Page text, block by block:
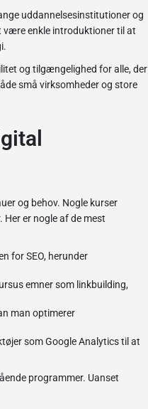
uddannelsesinstitutioner og
være enkle introduktioner til at
og tilgængelighed for alle, der
små virksomheder og store
og behov. Nogle kurser
er nogle af de mest
for SEO, herunder
emner som linkbuilding,
man optimerer
som Google Analytics til at
programmer. Uanset